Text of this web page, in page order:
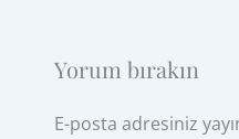
Yorum bırakın
E-posta adresiniz